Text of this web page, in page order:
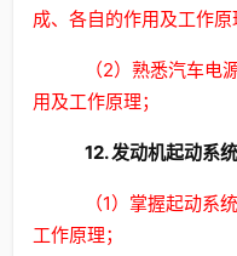
成、各自的作用及工作原
（2）熟悉汽车电
用及工作原理；
12. 发动机起动系统
（1）掌握起动系
工作原理；